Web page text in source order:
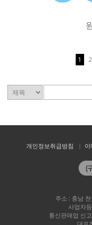
1 2
개인정보취급방침
주소 : 충남
사업자
통신판매업 신